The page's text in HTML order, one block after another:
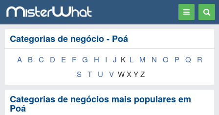
Toggle
Categorias de negócio - Poá
A B C D E F G H I J K L M N O P Q
R
S T U V W X Y Z
Categorias de negócios mais populares em
Poá